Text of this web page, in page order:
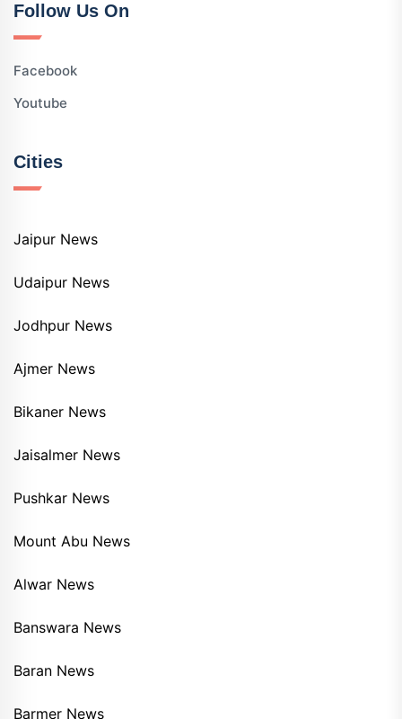
Follow Us On
Facebook
Youtube
Cities
Jaipur News
Udaipur News
Jodhpur News
Ajmer News
Bikaner News
Jaisalmer News
Pushkar News
Mount Abu News
Alwar News
Banswara News
Baran News
Barmer News